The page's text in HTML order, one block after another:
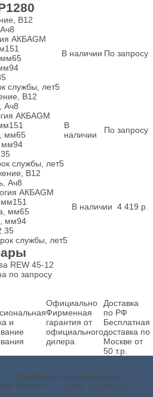
В12
8
АКБAGM
151
65
94
службы, лет5
В наличии По запросу
В12
Ач8
АКБAGM
151
мм65
мм94
службы, лет5
В
наличии
По запросу
В12
Ач8
АКБAGM
мм151
мм65
мм94
службы, лет5
В наличии 4 419 р.
REW 45-12
по запросу
и
Официально
Фирменная
гарантия от
официального
дилера
Доставка
по РФ
Бесплатная
доставка по
Москве от
50 т.р.
Покупателю
Оплата
Доставка
info@tok-shop.ru +7
(495) 120-80-02 +7